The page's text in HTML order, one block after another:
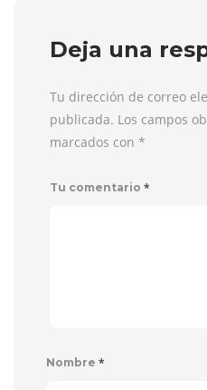
Deja una
Tu dirección de correo
publicada. Los campos
marcados con *
Tu comentario *
Nombre *